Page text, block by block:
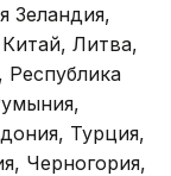
Зеландия,
Литва,
Турция,
Черногория,